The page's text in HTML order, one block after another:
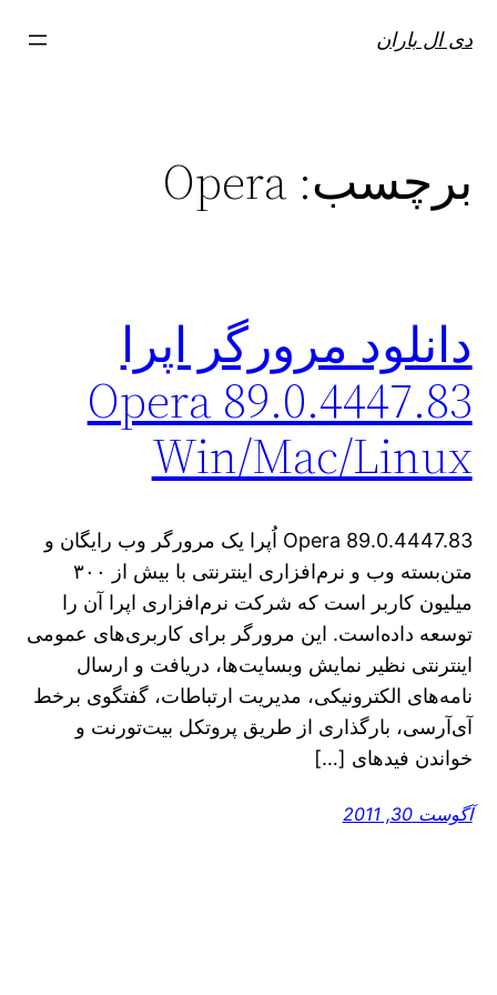
دی ال باران
برچسب: Opera
دانلود مرورگر اپرا
Opera 89.0.4447.83
Win/Mac/Linux
Opera 89.0.4447.83 اُپرا یک مرورگر وب رایگان و
متن‌بسته وب و نرم‌افزاری اینترنتی با بیش از ۳۰۰
میلیون کاربر است که شرکت نرم‌افزاری اپرا آن را
توسعه داده‌است. این مرورگر برای کاربری‌های عمومی
اینترنتی نظیر نمایش وبسایت‌ها، دریافت و ارسال
نامه‌های الکترونیکی، مدیریت ارتباطات، گفتگوی برخط
آی‌آرسی، بارگذاری از طریق پروتکل بیت‌تورنت و
خواندن فیدهای […]
آگوست 30, 2011